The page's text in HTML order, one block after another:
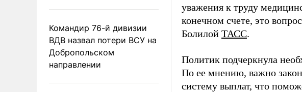
Командир 76-й дивизии
ВДВ назвал потери ВСУ на
Добропольском
направлении
уважения к труду
конечном счете, это
Болилой ТАСС.
Политик подчеркнула
По ее мнению, важно
систему выплат, что